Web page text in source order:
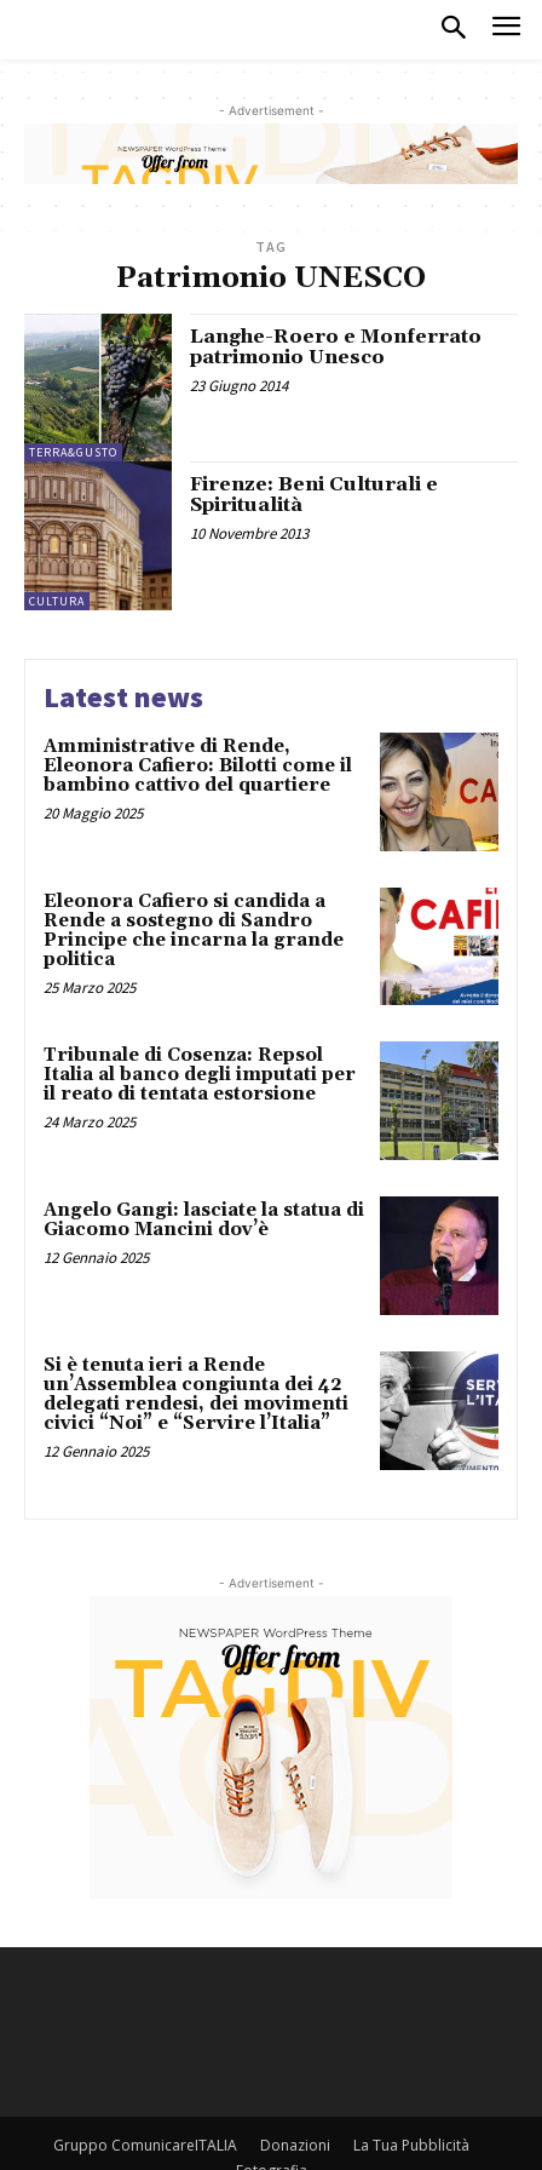
- Advertisement -
TAG
Patrimonio UNESCO
TERRA&GUSTO
Langhe-Roero e Monferrato
patrimonio Unesco
23 Giugno 2014
CULTURA
Firenze: Beni Culturali e
Spiritualità
10 Novembre 2013
Latest news
Amministrative di Rende,
Eleonora Cafiero: Bilotti come il
bambino cattivo del quartiere
20 Maggio 2025
Eleonora Cafiero si candida a
Rende a sostegno di Sandro
Principe che incarna la grande
politica
25 Marzo 2025
Tribunale di Cosenza: Repsol
Italia al banco degli imputati per
il reato di tentata estorsione
24 Marzo 2025
Angelo Gangi: lasciate la statua di
Giacomo Mancini dov’è
12 Gennaio 2025
Si è tenuta ieri a Rende
un’Assemblea congiunta dei 42
delegati rendesi, dei movimenti
civici “Noi” e “Servire l’Italia”
12 Gennaio 2025
- Advertisement -
Gruppo ComunicareITALIA Donazioni
La Tua Pubblicità